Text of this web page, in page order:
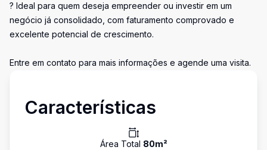
? Ideal para quem deseja empreender ou investir em um
negócio já consolidado, com faturamento comprovado e
excelente potencial de crescimento.
Entre em contato para mais informações e agende uma visita.
Características
Área Total 80m²